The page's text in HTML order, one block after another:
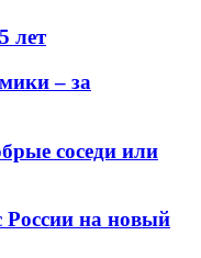
лет
– за
соседи или
России на новый